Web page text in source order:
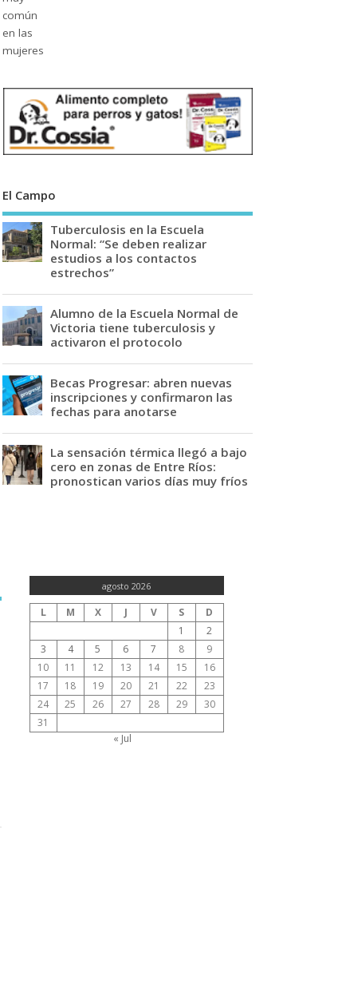
El Campo
Tuberculosis en la Escuela
Normal: “Se deben realizar
estudios a los contactos
estrechos”
Alumno de la Escuela Normal de
Victoria tiene tuberculosis y
activaron el protocolo
Becas Progresar: abren nuevas
inscripciones y confirmaron las
fechas para anotarse
La sensación térmica llegó a bajo
cero en zonas de Entre Ríos:
pronostican varios días muy fríos
agosto 2026
L M X J V S
D
1
2
3
4 5 6 7 8
9
10
11 12 13 14 15
16
17
18 19 20 21 22
23
24
25 26 27 28 29
30
31
« Jul